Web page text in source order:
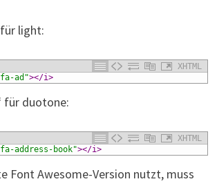
light:
XHTML
ad"></i>
für duotone:
XHTML
address-book"></i>
Font Awesome-Version nutzt, muss